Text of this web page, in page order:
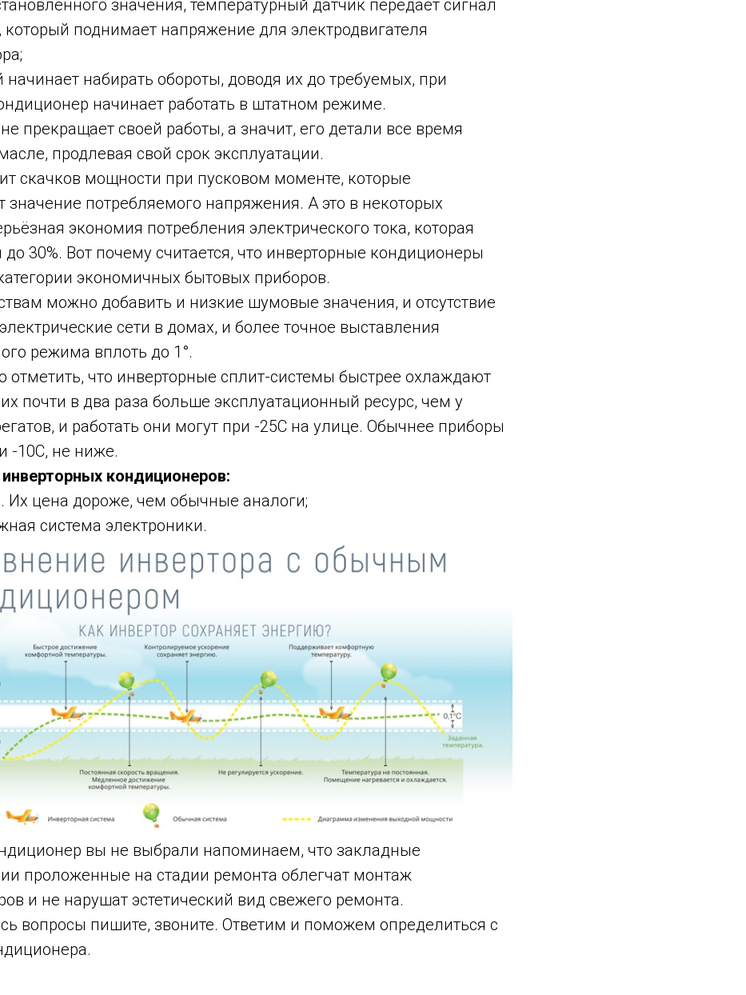
значения, температурный датчик передаёт сигнал
который поднимает напряжение для электродвигателя
начинает набирать обороты, доводя их до требуемых, при
начинает работать в штатном режиме.
прекращает своей работы, а значит, его детали все время
продлевая свой срок эксплуатации.
скачков мощности при пусковом моменте, которые
значение потребляемого напряжения. А это в некоторых
экономия потребления электрического тока, которая
30%. Вот почему считается, что инверторные кондиционеры
экономичных бытовых приборов.
можно добавить и низкие шумовые значения, и отсутствие
сети в домах, и более точное выставления
режима вплоть до 1°.
что инверторные сплит-системы быстрее охлаждают
почти в два раза больше эксплуатационный ресурс, чем у
и работать они могут при -25С на улице. Обычнее приборы
-10С, не ниже.
кондиционеров:
Их цена дороже, чем обычные аналоги;
система электроники.
вы не выбрали напоминаем, что закладные
проложенные на стадии ремонта облегчат монтаж
и не нарушат эстетический вид свежего ремонта.
вопросы пишите, звоните. Ответим и поможем определиться с